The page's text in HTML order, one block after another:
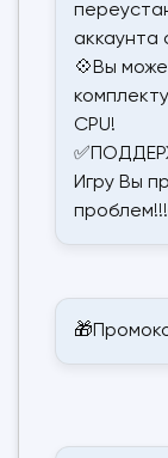
аккаунта
💠Вы
CPU!
Игру Вы